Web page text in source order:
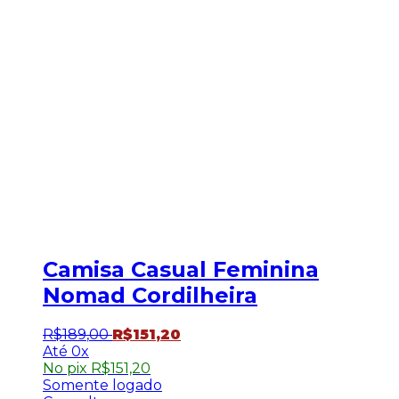
Camisa Casual Feminina
Nomad Cordilheira
R$189,00 R$151,20
0x
No pix R$151,20
Somente logado